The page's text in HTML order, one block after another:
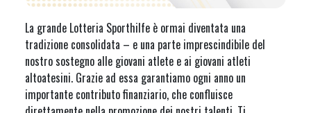
La grande Lotteria Sporthilfe è ormai diventata una
tradizione consolidata – e una parte imprescindibile del
nostro sostegno alle giovani atlete e ai giovani atleti
altoatesini. Grazie ad essa garantiamo ogni anno un
importante contributo finanziario, che confluisce